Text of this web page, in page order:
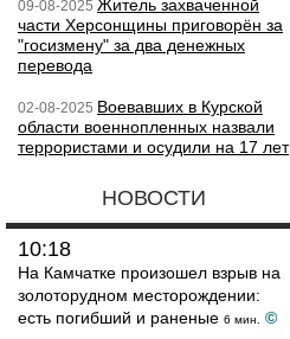
09-08-2025 Житель захваченной
части Херсонщины приговорён за
"госизмену" за два денежных
перевода
02-08-2025 Воевавших в Курской
области военнопленных назвали
террористами и осудили на 17 лет
НОВОСТИ
10:18
На Камчатке произошел взрыв на
золоторудном месторождении:
есть погибший и раненые 6 мин. ©